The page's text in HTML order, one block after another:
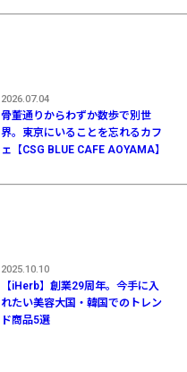
骨董通りからわずか数歩で別世
界。東京にいることを忘れるカフ
ェ【CSG BLUE CAFE AOYAMA】
2026.07.04
【iHerb】創業29周年。今手に入
れたい美容大国・韓国でのトレン
ド商品5選
2025.10.10